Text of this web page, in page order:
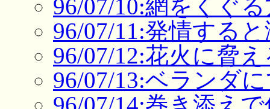
96/07/10:網をくぐ
96/07/11:発情する
96/07/12:花火に脅
96/07/13:ベランダ